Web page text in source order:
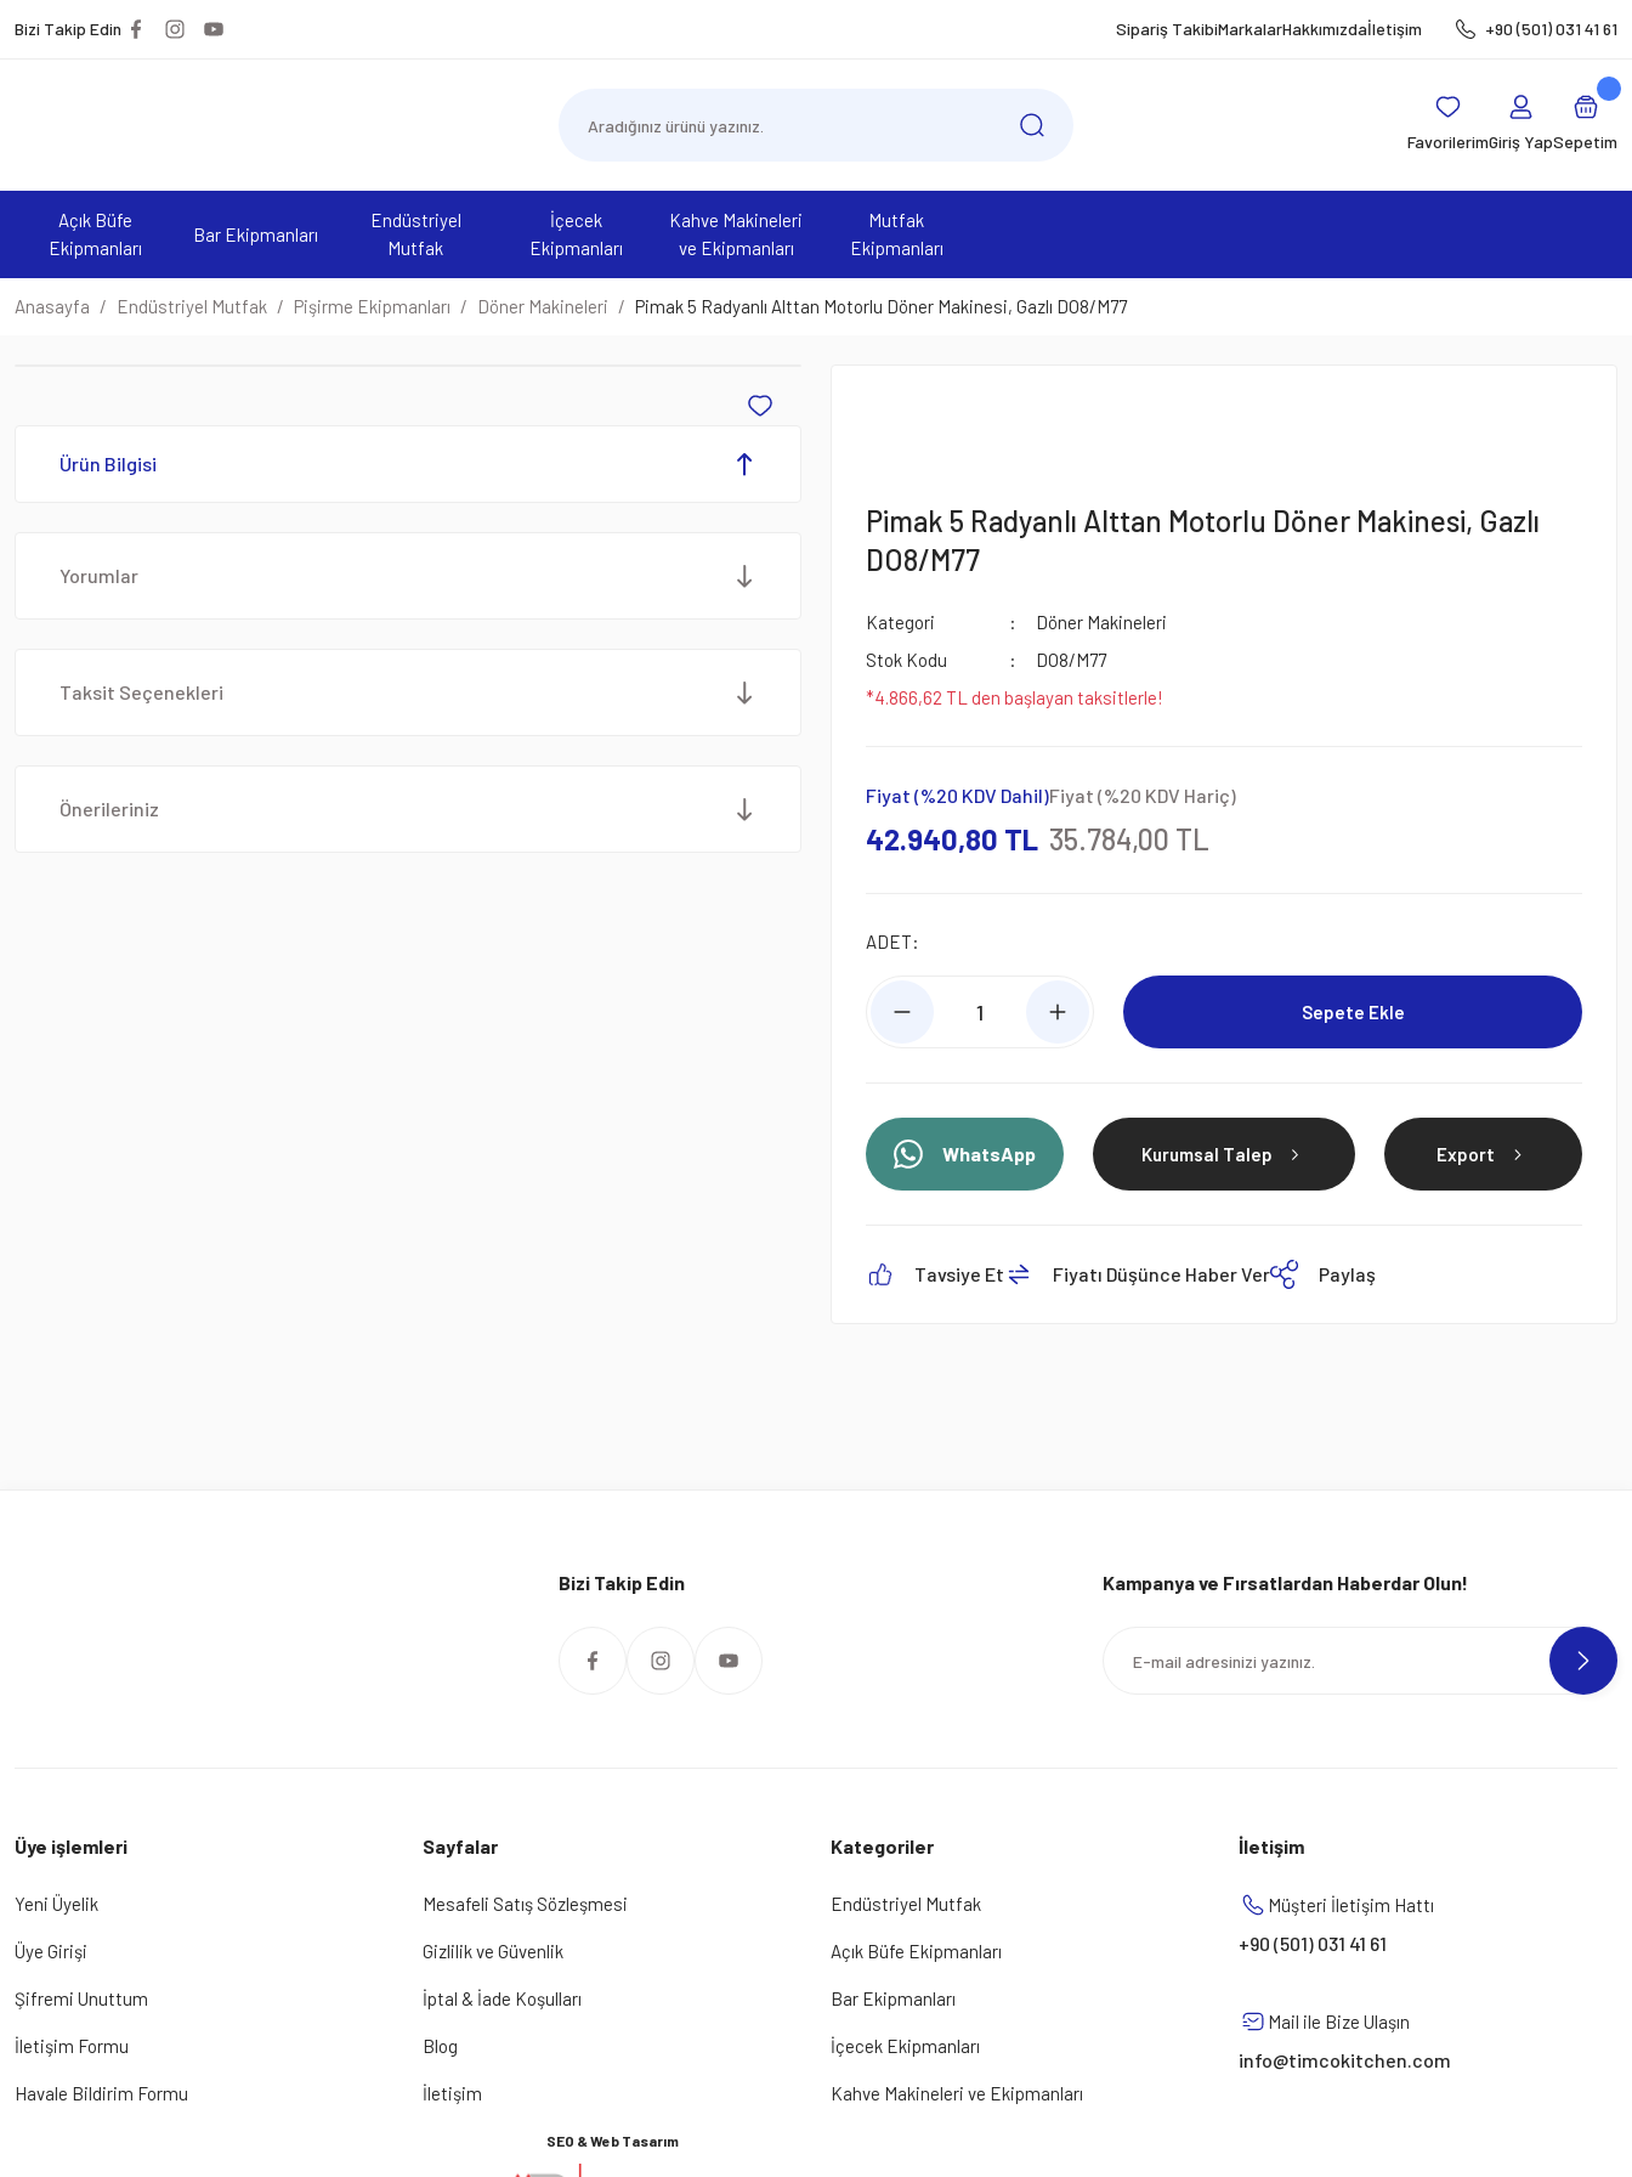
Bizi Takip Edin Sipariş TakibiMarkalarHakkımızdaİletişim +90 (501) 031 41 61
FavorilerimGiriş YapSepetim
Açık Büfe
Ekipmanları
Bar Ekipmanları
Endüstriyel
Mutfak
İçecek
Ekipmanları
Kahve Makineleri
ve Ekipmanları
Mutfak
Ekipmanları
Anasayfa Endüstriyel Mutfak Pişirme Ekipmanları Döner Makineleri Pimak 5 Radyanlı Alttan Motorlu Döner Makinesi, Gazlı DO8/M77
Ürün Bilgisi
Yorumlar
Taksit Seçenekleri
Önerileriniz
Pimak 5 Radyanlı Alttan Motorlu Döner Makinesi, Gazlı
DO8/M77
Kategori
Döner Makineleri
Stok Kodu
DO8/M77
*4.866,62 TL den başlayan taksitlerle!
Fiyat (%20 KDV Dahil)
42.940,80 TL
Fiyat (%20 KDV Hariç)
35.784,00 TL
ADET:
Sepete Ekle
WhatsApp Kurumsal Talep Export
Tavsiye Et Fiyatı Düşünce Haber Ver Paylaş
Bizi Takip Edin Kampanya ve Fırsatlardan Haberdar Olun!
Üye işlemleri
Yeni Üyelik
Üye Girişi
Şifremi Unuttum
İletişim Formu
Havale Bildirim Formu
Sayfalar
Mesafeli Satış Sözleşmesi
Gizlilik ve Güvenlik
İptal & İade Koşulları
Blog
İletişim
Kategoriler
Endüstriyel Mutfak
Açık Büfe Ekipmanları
Bar Ekipmanları
İçecek Ekipmanları
Kahve Makineleri ve Ekipmanları
SEO & Web Tasarım
İletişim
Müşteri İletişim Hattı
+90 (501) 031 41 61
Mail ile Bize Ulaşın
info@timcokitchen.com